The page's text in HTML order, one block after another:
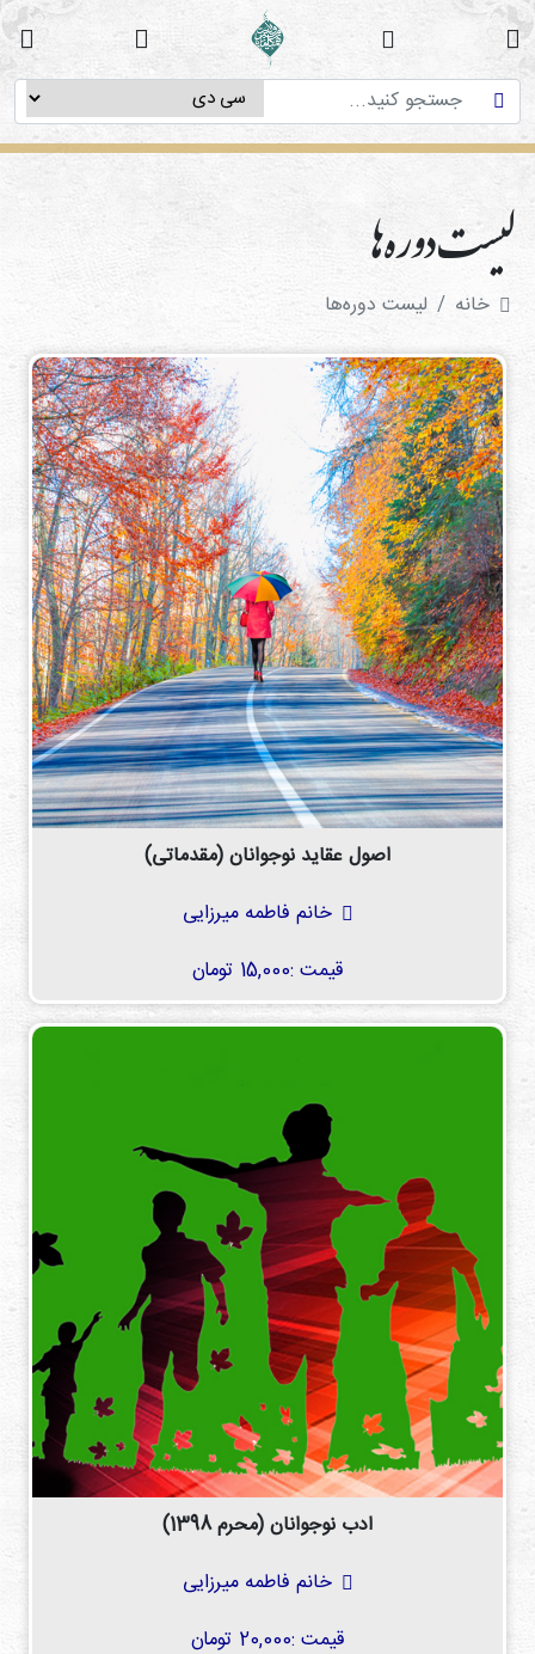
دوره
های
آموزشی
پژوهش
های
رشته
ای
استاد
فاطمه
میرزایی
سی
دی
ها
کتاب
ها
درباره
ما
تماس
با ما
مقررات
سایت
لیست دوره‌ها
خانه لیست دوره‌ها
اصول عقاید نوجوانان (مقدماتی)
خانم فاطمه میرزایی
قیمت :15,000 تومان
ادب نوجوانان (محرم 1398)
خانم فاطمه میرزایی
قیمت :20,000 تومان